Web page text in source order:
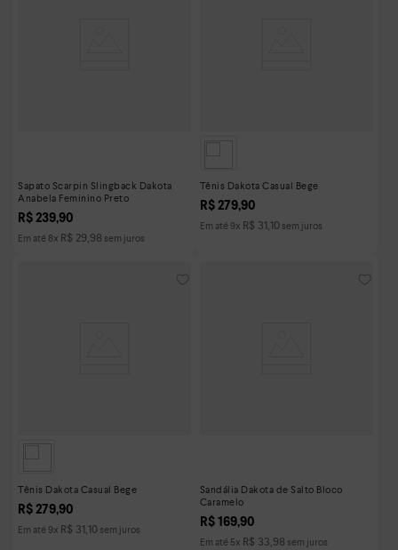
Sapato Scarpin Slingback Dakota
Anabela Feminino Preto
R$ 239,90
Em até 8x R$ 29,98 sem juros
Tênis Dakota Casual Bege
R$ 279,90
Em até 9x R$ 31,10sem juros
Tênis Dakota Casual Bege
R$ 279,90
Em até 9x R$ 31,10 sem juros
Sandália Dakota de Salto Bloco
Caramelo
R$ 169,90
Em até 5x R$ 33,98 sem juros